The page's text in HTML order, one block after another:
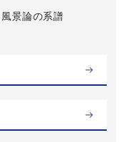
景論の系譜